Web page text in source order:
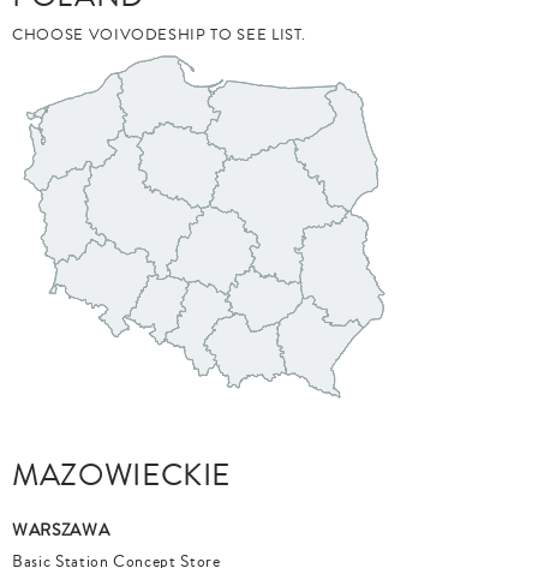
CHOOSE VOIVODESHIP TO SEE LIST.
MAZOWIECKIE
WARSZAWA
Basic Station Concept Store